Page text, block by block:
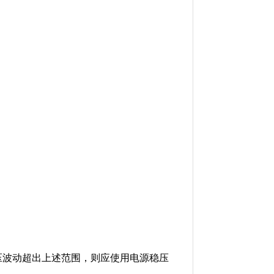
动超出上述范围，则应使用电源稳压